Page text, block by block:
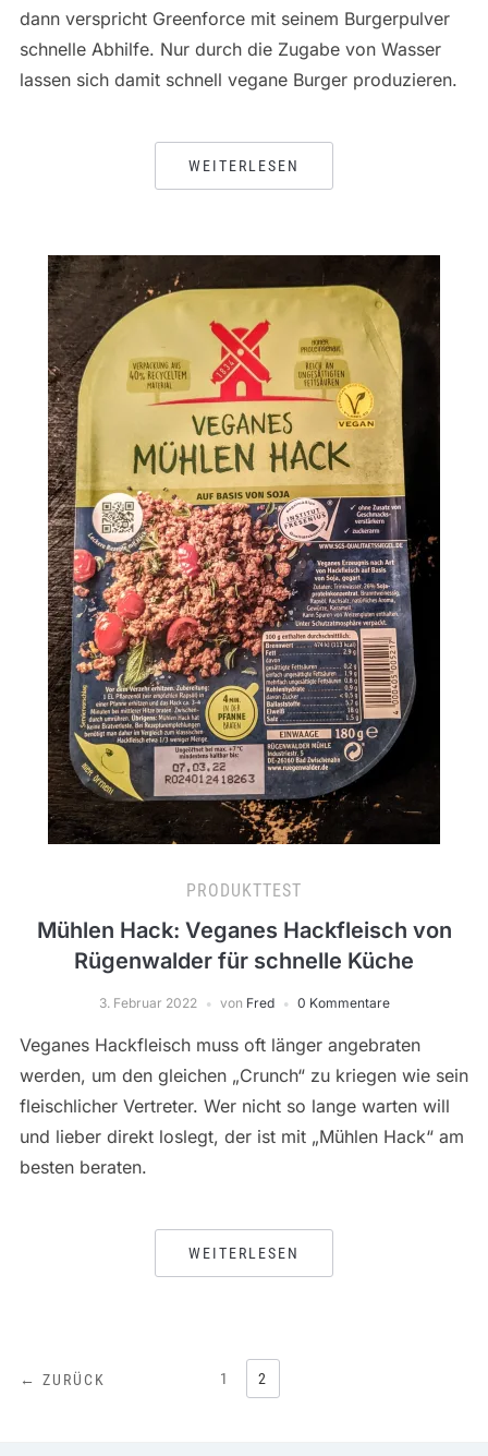
dann verspricht Greenforce mit seinem Burgerpulver
schnelle Abhilfe. Nur durch die Zugabe von Wasser
lassen sich damit schnell vegane Burger produzieren.
WEITERLESEN
PRODUKTTEST
Mühlen Hack: Veganes Hackfleisch von
Rügenwalder für schnelle Küche
3. Februar 2022 von Fred 0 Kommentare
Veganes Hackfleisch muss oft länger angebraten
werden, um den gleichen „Crunch“ zu kriegen wie sein
fleischlicher Vertreter. Wer nicht so lange warten will
und lieber direkt loslegt, der ist mit „Mühlen Hack“ am
besten beraten.
WEITERLESEN
SEITENNUMMERIERUNG
← ZURÜCK 1 2